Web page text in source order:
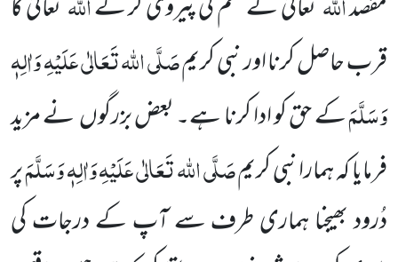
قرب حاصل کرنا اور نبی کریمصَلَّی اللہ تَعَالٰی عَلَیْہِ وَاٰلِہٖ
وَسَلَّمَکے حق کو ادا کرنا ہے۔ بعض بزرگوں نے مزید
فرمایا کہ ہمارا نبی کریمصَلَّی اللہ تَعَالٰی عَلَیْہِ وَاٰلِہٖ وَسَلَّمَپر
دُرود بھیجنا ہماری طرف سے آپ کے درجات کی